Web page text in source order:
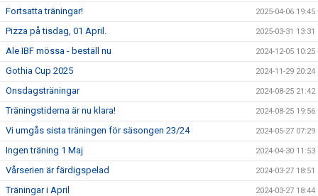
Fortsatta träningar! 2025-04-06 19:45
Pizza på tisdag, 01 April. 2025-03-31 13:31
Ale IBF mössa - beställ nu 2024-12-05 10:25
Gothia Cup 2025 2024-11-29 20:24
Onsdagsträningar 2024-08-25 21:42
Träningstiderna är nu klara! 2024-08-25 19:56
Vi umgås sista träningen för säsongen 23/24 2024-05-27 07:29
Ingen träning 1 Maj 2024-04-30 11:53
Vårserien är färdigspelad 2024-03-27 18:51
Träningar i April 2024-03-27 18:44